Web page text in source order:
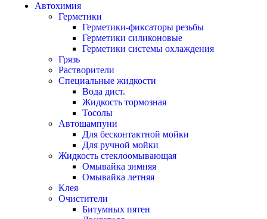
Автохимия
Герметики
Герметики-фиксаторы резьбы
Герметики силиконовые
Герметики системы охлаждения
Грязь
Растворители
Специальные жидкости
Вода дист.
Жидкость тормозная
Тосолы
Автошампуни
Для бесконтактной мойки
Для ручной мойки
Жидкость стеклоомывающая
Омывайка зимняя
Омывайка летняя
Клея
Очистители
Битумных пятен